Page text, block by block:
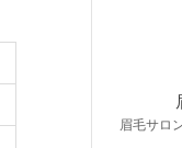
眉毛サロ